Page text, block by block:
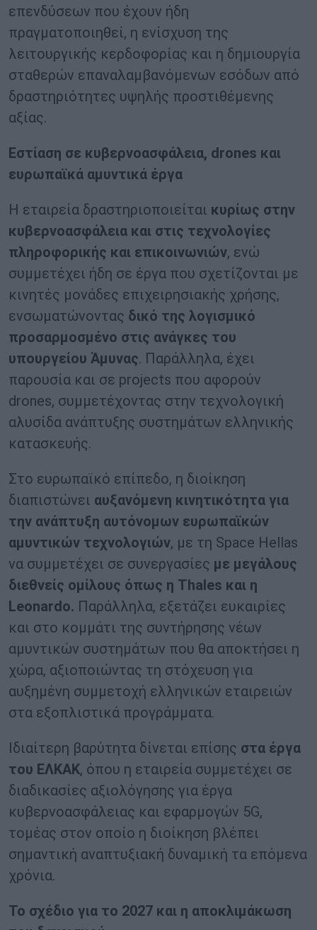
επενδύσεων που έχουν ήδη
πραγματοποιηθεί, η ενίσχυση της
λειτουργικής κερδοφορίας και η δημιουργία
σταθερών επαναλαμβανόμενων εσόδων από
δραστηριότητες υψηλής προστιθέμενης
αξίας.
Εστίαση σε κυβερνοασφάλεια, drones και
ευρωπαϊκά αμυντικά έργα
Η εταιρεία δραστηριοποιείται κυρίως στην
κυβερνοασφάλεια και στις τεχνολογίες
πληροφορικής και επικοινωνιών, ενώ
συμμετέχει ήδη σε έργα που σχετίζονται με
κινητές μονάδες επιχειρησιακής χρήσης,
ενσωματώνοντας δικό της λογισμικό
προσαρμοσμένο στις ανάγκες του
υπουργείου Άμυνας. Παράλληλα, έχει
παρουσία και σε projects που αφορούν
drones, συμμετέχοντας στην τεχνολογική
αλυσίδα ανάπτυξης συστημάτων ελληνικής
κατασκευής.
Στο ευρωπαϊκό επίπεδο, η διοίκηση
διαπιστώνει αυξανόμενη κινητικότητα για
την ανάπτυξη αυτόνομων ευρωπαϊκών
αμυντικών τεχνολογιών, με τη Space Hellas
να συμμετέχει σε συνεργασίες με μεγάλους
διεθνείς ομίλους όπως η Thales και η
Leonardo. Παράλληλα, εξετάζει ευκαιρίες
και στο κομμάτι της συντήρησης νέων
αμυντικών συστημάτων που θα αποκτήσει η
χώρα, αξιοποιώντας τη στόχευση για
αυξημένη συμμετοχή ελληνικών εταιρειών
στα εξοπλιστικά προγράμματα.
Ιδιαίτερη βαρύτητα δίνεται επίσης στα έργα
του ΕΛΚΑΚ, όπου η εταιρεία συμμετέχει σε
διαδικασίες αξιολόγησης για έργα
κυβερνοασφάλειας και εφαρμογών 5G,
τομέας στον οποίο η διοίκηση βλέπει
σημαντική αναπτυξιακή δυναμική τα επόμενα
χρόνια.
Το σχέδιο για το 2027 και η αποκλιμάκωση